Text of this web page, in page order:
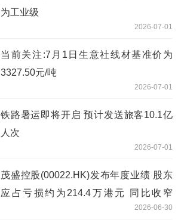
为工业级
2026-07-01
当前关注:7月1日生意社线材基准价为
3327.50元/吨
2026-07-01
铁路暑运即将开启 预计发送旅客10.1亿
人次
2026-07-01
茂盛控股(00022.HK)发布年度业绩 股东
应占亏损约为214.4万港元 同比收窄
2026-06-30